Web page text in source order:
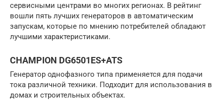
сервисными центрами во многих регионах. В рейтинг
вошли пять лучших генераторов в автоматическим
запускам, которые по мнению потребителей обладают
лучшими характеристиками.
CHAMPION DG6501ES+ATS
Генератор однофазного типа применяется для подачи
тока различной техники. Подходит для использования в
домах и строительных объектах.